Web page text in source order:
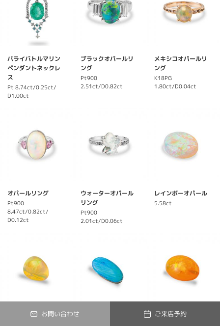
パライバトルマリン
ペンダントネックレ
ス
Pt 8.74ct/0.25ct/
D1.00ct
ブラックオパールリ
ング
Pt900
2.51ct/D0.82ct
メキシコオパールリ
ング
K18PG
1.80ct/D0.04ct
オパールリング
Pt900
8.47ct/0.82ct/
D0.12ct
ウォーターオパール
リング
Pt900
2.01ct/D0.06ct
レインボーオパール
5.58ct
ウォーターオパール メキシコオパール
お問い合わせ ご来店予約